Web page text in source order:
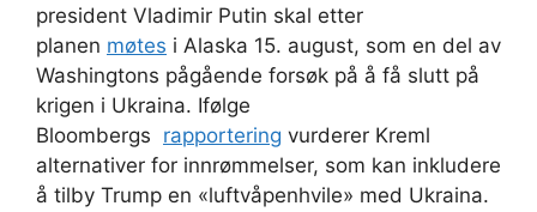
president Vladimir Putin skal etter
planen møtes i Alaska 15. august, som en del av
Washingtons pågående forsøk på å få slutt på
krigen i Ukraina. Ifølge
Bloombergs rapportering vurderer Kreml
alternativer for innrømmelser, som kan inkludere
å tilby Trump en «luftvåpenhvile» med Ukraina.